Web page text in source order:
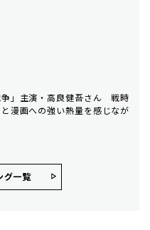
争」主演・高良健吾さん 戦時
漫画への強い熱量を感じなが
グ⼀覧